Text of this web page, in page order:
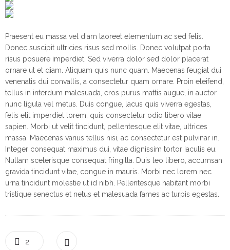
Praesent eu massa vel diam laoreet elementum ac sed felis.
Donec suscipit ultricies risus sed mollis. Donec volutpat porta
risus posuere imperdiet. Sed viverra dolor sed dolor placerat
ornare ut et diam. Aliquam quis nunc quam. Maecenas feugiat dui
venenatis dui convallis, a consectetur quam ornare. Proin eleifend,
tellus in interdum malesuada, eros purus mattis augue, in auctor
nunc ligula vel metus. Duis congue, lacus quis viverra egestas,
felis elit imperdiet lorem, quis consectetur odio libero vitae
sapien. Morbi ut velit tincidunt, pellentesque elit vitae, ultrices
massa. Maecenas varius tellus nisi, ac consectetur est pulvinar in.
Integer consequat maximus dui, vitae dignissim tortor iaculis eu.
Nullam scelerisque consequat fringilla. Duis leo libero, accumsan
gravida tincidunt vitae, congue in mauris. Morbi nec lorem nec
urna tincidunt molestie ut id nibh. Pellentesque habitant morbi
tristique senectus et netus et malesuada fames ac turpis egestas.
2